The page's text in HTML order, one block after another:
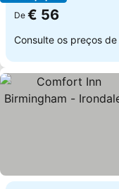
De € 56
Consulte os preços de